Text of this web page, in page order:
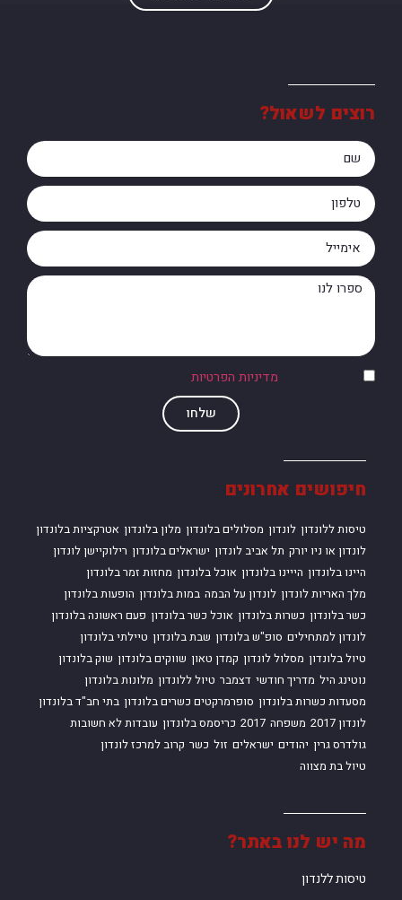
מה יש לנו באתר?
טיסות ללנדון
חיפושים אחרונים
טיסות ללונדון לונדון מסלולים בלונדון מלון בלונדון אטרקציות בלונדון
לונדון או ניו יורק תל אביב לונדון ישראלים בלונדון רילוקיישן לונדון
היינו בלונדון הייינו בלונדון אוכל בלונדון מחזות זמר בלונדון
מלך האריות לונדון לונדון על הבמה במות בלונדון הופעות בלונדון
כשר בלונדון כשרות בלונדון אוכל כשר בלונדון פעם ראשונה בלונדון
לונדון למתחילים סופ"ש בלונדון שבת בלונדון טיילתי בלונדון
טיול בלונדון מסלול לונדון קמדן טאון שווקים בלונדון שוק בלונדון
נוטינג היל מדריך חודשי דצמבר טיול ללונדון מלונות בלונדון
מסעדות כשרות בלונדון סופרמרקטים כשרים בלונדון בתי חב"ד בלונדון
לונדון 2017
משפחה 2017 כריסמס בלונדון עובדות לא חשובות
גולדרס גרין יהודים ישראלים זול כשר קרוב למרכז לונדון
טיול בת מצווה
רוצים לשאול?
מדיניות הפרטיות
שלחו